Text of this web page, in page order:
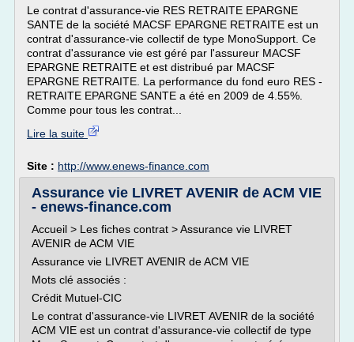
Le contrat d'assurance-vie RES RETRAITE EPARGNE
SANTE de la société MACSF EPARGNE RETRAITE est un
contrat d'assurance-vie collectif de type MonoSupport. Ce
contrat d'assurance vie est géré par l'assureur MACSF
EPARGNE RETRAITE et est distribué par MACSF
EPARGNE RETRAITE. La performance du fond euro RES -
RETRAITE EPARGNE SANTE a été en 2009 de 4.55%.
Comme pour tous les contrat...
Lire la suite
Site : http://www.enews-finance.com
Assurance vie LIVRET AVENIR de ACM VIE
- enews-finance.com
Accueil > Les fiches contrat > Assurance vie LIVRET
AVENIR de ACM VIE
Assurance vie LIVRET AVENIR de ACM VIE
Mots clé associés :
Crédit Mutuel-CIC
Le contrat d'assurance-vie LIVRET AVENIR de la société
ACM VIE est un contrat d'assurance-vie collectif de type